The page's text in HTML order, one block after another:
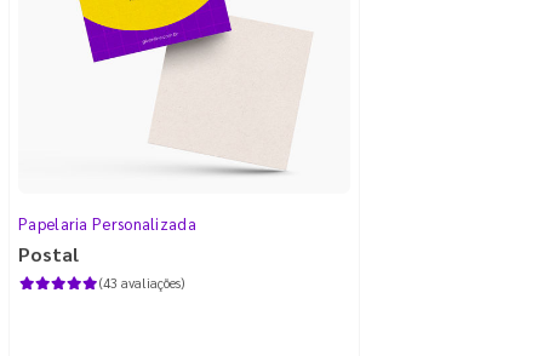
Papelaria Personalizada
Postal
(43 avaliações)